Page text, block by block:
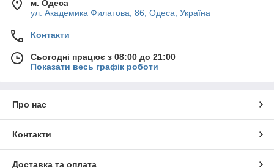
м. Одеса
ул. Академика Филатова, 86, Одеса, Україна
Контакти
Сьогодні працює з 08:00 до 21:00
Показати весь графік роботи
Про нас
Контакти
Доставка та оплата